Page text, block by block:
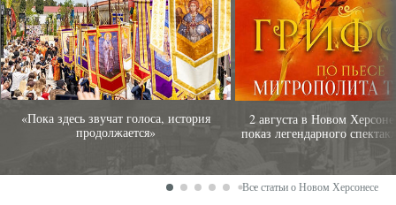
«Пока здесь звучат голоса, история
продолжается»
2 августа в Новом
показ легендарного
Все статьи о Новом Херсонесе